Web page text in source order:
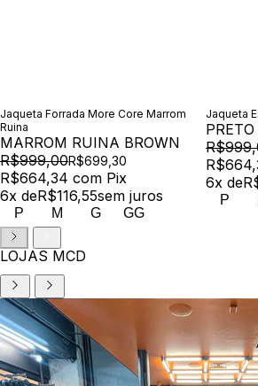
Jaqueta Forrada More Core Marrom
Ruina
MARROM RUINA BROWN
R$999,00R$699,30
R$664,34 com Pix
6x deR$116,55sem juros
P M G GG
Jaqueta
6x de
P
LOJAS MCD